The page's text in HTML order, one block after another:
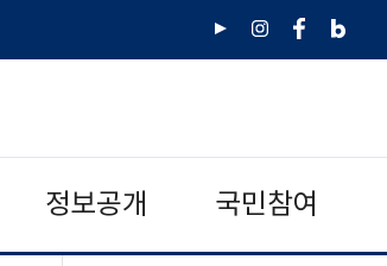
유
인
페
네
그
)
정보공개 국민참여